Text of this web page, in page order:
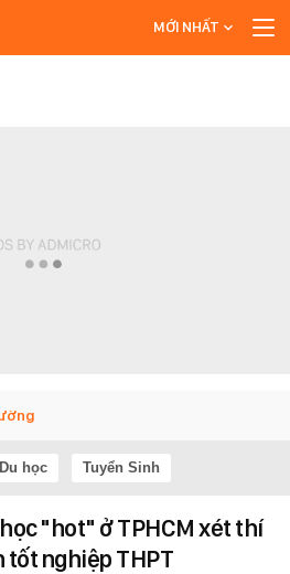
MỚI NHẤT
Du học Tuyển Sinh
"hot" ở TPHCM xét thí
nghiệp THPT